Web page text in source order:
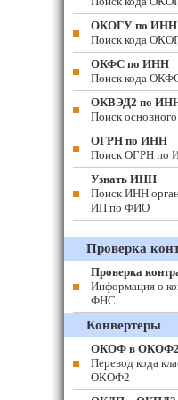
ОКОГУ по ИНН
Поиск кода
ОКФС по ИНН
Поиск кода
ОКВЭД2 по
Поиск
ОГРН по ИНН
Поиск ОГРН по
Узнать ИНН
Поиск ИНН
ИП по ФИО
Проверка
Проверка
Информация о
ФНС
Конвертеры
ОКОФ в ОКОФ2
Перевод кода
ОКОФ2